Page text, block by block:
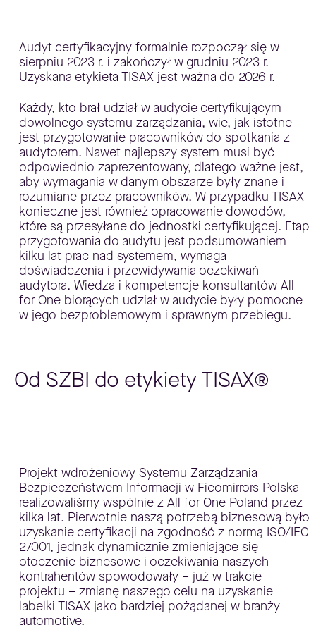
Audyt certyfikacyjny formalnie rozpoczął się w
sierpniu 2023 r. i zakończył w grudniu 2023 r.
Uzyskana etykieta TISAX jest ważna do 2026 r.
Każdy, kto brał udział w audycie certyfikującym
dowolnego systemu zarządzania, wie, jak istotne
jest przygotowanie pracowników do spotkania z
audytorem. Nawet najlepszy system musi być
odpowiednio zaprezentowany, dlatego ważne jest,
aby wymagania w danym obszarze były znane i
rozumiane przez pracowników. W przypadku TISAX
konieczne jest również opracowanie dowodów,
które są przesyłane do jednostki certyfikującej. Etap
przygotowania do audytu jest podsumowaniem
kilku lat prac nad systemem, wymaga
doświadczenia i przewidywania oczekiwań
audytora. Wiedza i kompetencje konsultantów All
for One biorących udział w audycie były pomocne
w jego bezproblemowym i sprawnym przebiegu.
Od SZBI do etykiety TISAX®
Projekt wdrożeniowy Systemu Zarządzania
Bezpieczeństwem Informacji w Ficomirrors Polska
realizowaliśmy wspólnie z All for One Poland przez
kilka lat. Pierwotnie naszą potrzebą biznesową było
uzyskanie certyfikacji na zgodność z normą ISO/IEC
27001, jednak dynamicznie zmieniające się
otoczenie biznesowe i oczekiwania naszych
kontrahentów spowodowały – już w trakcie
projektu – zmianę naszego celu na uzyskanie
labelki TISAX jako bardziej pożądanej w branży
automotive.